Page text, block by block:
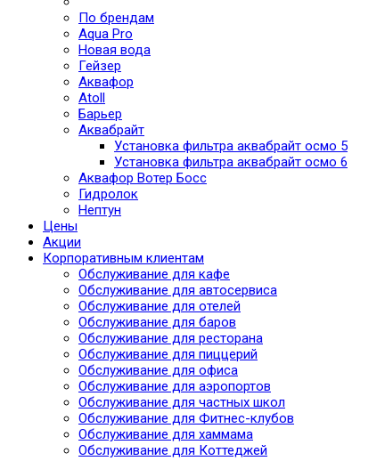
По брендам
Aqua Pro
Новая вода
Гейзер
Аквафор
Atoll
Барьер
Аквабрайт
Установка фильтра аквабрайт осмо 5
Установка фильтра аквабрайт осмо 6
Аквафор Вотер Босс
Гидролок
Нептун
Цены
Акции
Корпоративным клиентам
Обслуживание для кафе
Обслуживание для автосервиса
Обслуживание для отелей
Обслуживание для баров
Обслуживание для ресторана
Обслуживание для пиццерий
Обслуживание для офиса
Обслуживание для аэропортов
Обслуживание для частных школ
Обслуживание для Фитнес-клубов
Обслуживание для хаммама
Обслуживание для Коттеджей